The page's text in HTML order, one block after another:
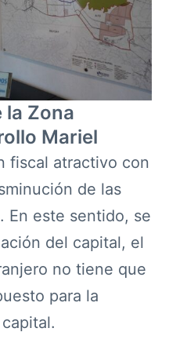
la Zona
Mariel
fiscal atractivo con
de las
En este sentido, se
del capital, el
no tiene que
para la